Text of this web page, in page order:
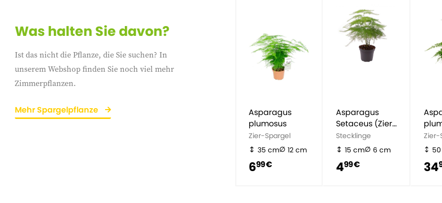
Was halten Sie davon?
Ist das nicht die Pflanze, die Sie suchen? In
unserem Webshop finden Sie noch viel mehr
Zimmerpflanzen.
Mehr Spargelpflanze
Asparagus
plumosus
Zier-Spargel
35 cm
12 cm
699 €
Asparagus
Setaceus (Zier-
Spargel)
Stecklinge
15 cm
6 cm
499 €
Zier-
34